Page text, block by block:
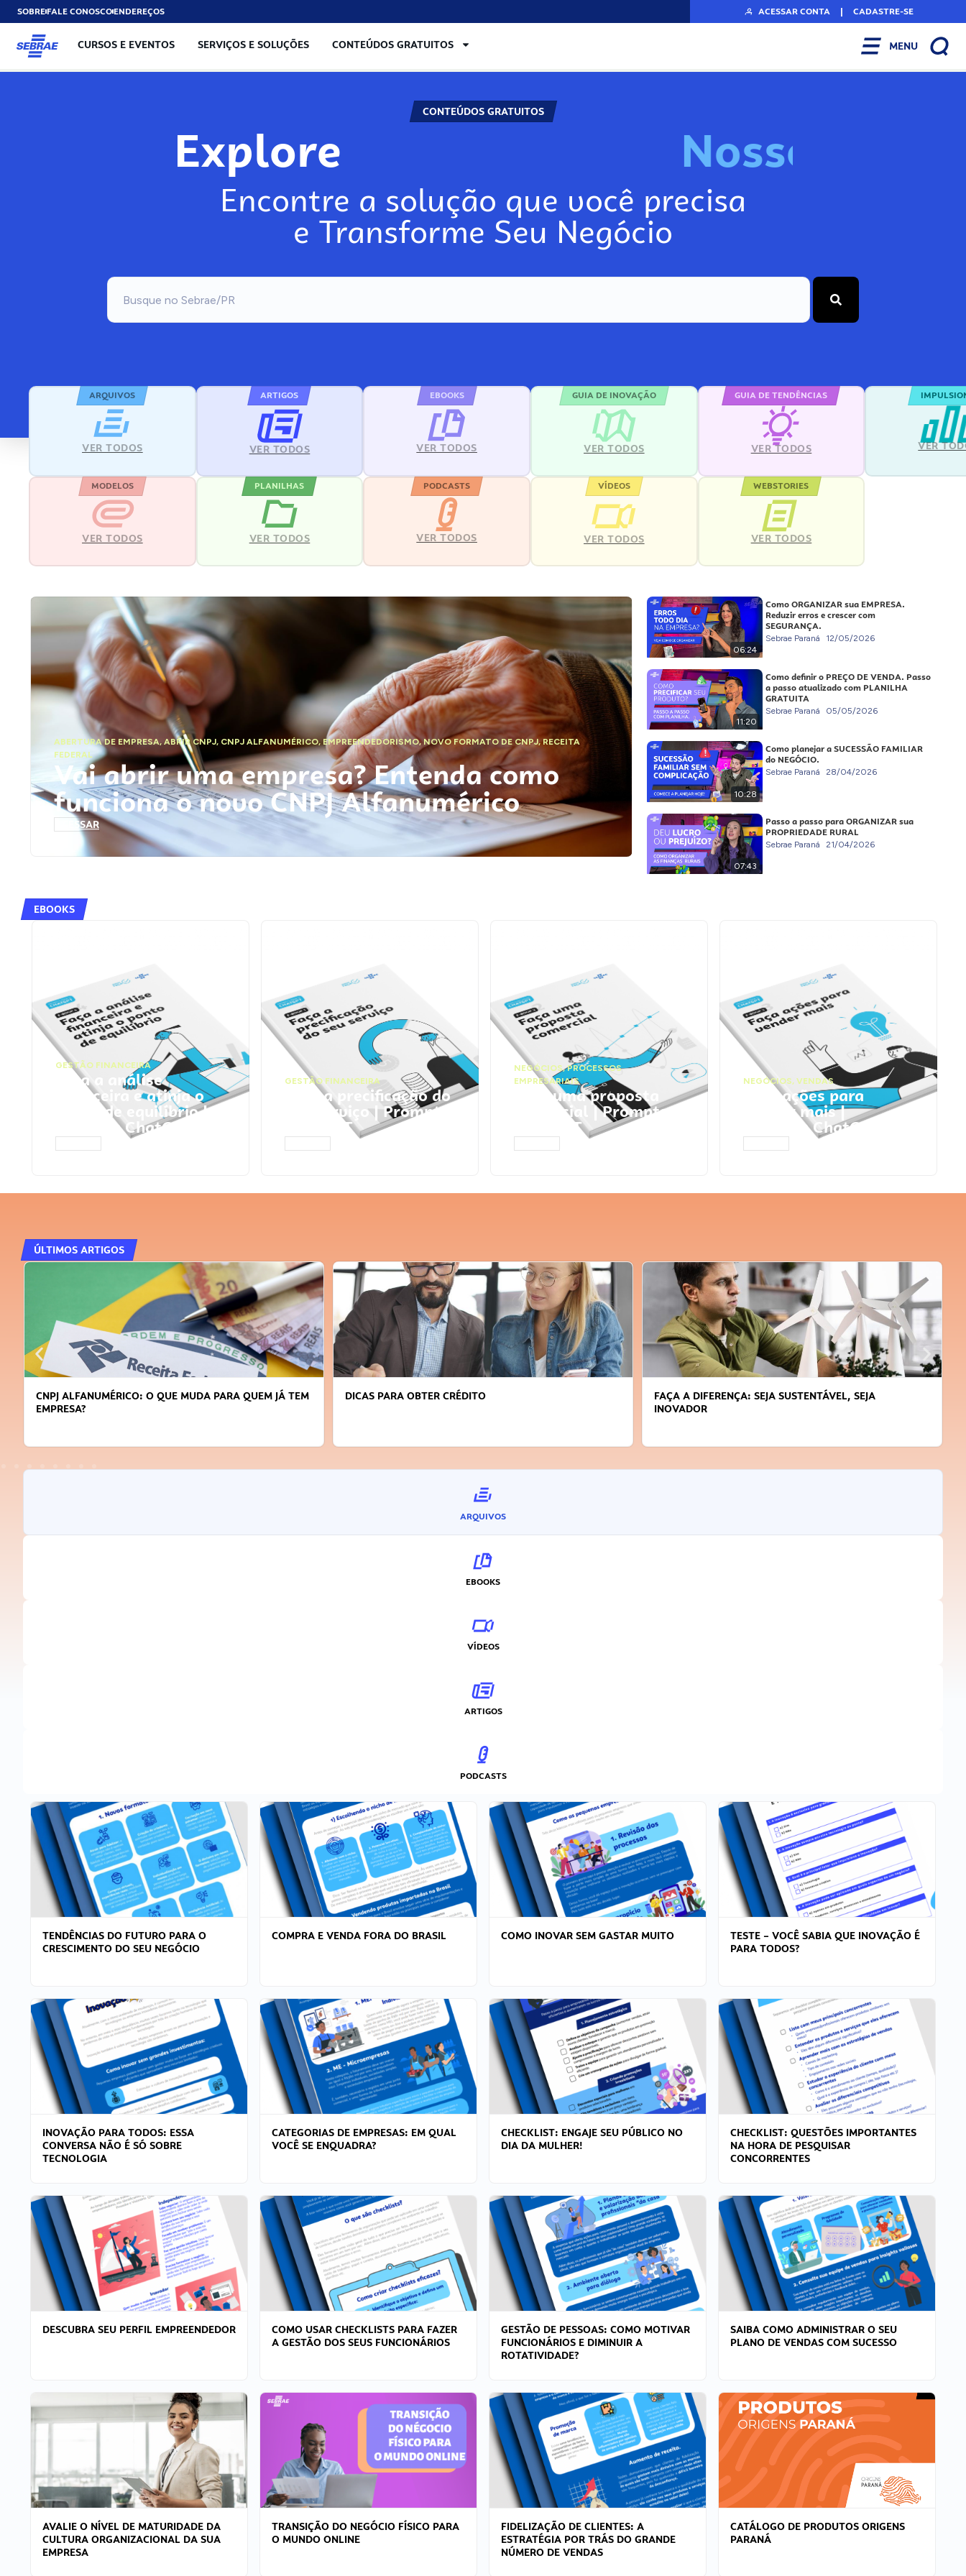
SOBREFALE CONOSCOENDEREÇOS ACESSAR CONTA | CADASTRE-SE
CURSOS E EVENTOS SERVIÇOS E SOLUÇÕES CONTEÚDOS GRATUITOS MENU
CONTEÚDOS GRATUITOS
Explore N o
N
Encontre a solução que você precisa
e Transforme Seu Negócio
ARQUIVOS
VER TODOS
ARTIGOS
VER TODOS
EBOOKS
VER TODOS
GUIA DE INOVAÇÃO
VER TODOS
GUIA DE TENDÊNCIAS
VER TODOS VER
MODELOS
VER TODOS
PLANILHAS
VER TODOS
PODCASTS
VER TODOS
VÍDEOS
VER TODOS
WEBSTORIES
VER TODOS
ABERTURA DE EMPRESA,ABRIR CNPJ, CNPJ ALFANUMÉRICO, EMPREENDEDORISMO,NOVO FORMATO DE CNPJ,RECEITA
FEDERAL
Vai abrir uma empresa? Entenda como
funciona o novo CNPJ Alfanumérico
ACESSAR
06:24
Como ORGANIZAR sua EMPRESA.
Reduzir erros e crescer com
SEGURANÇA.
Sebrae Paraná 12/05/2026
11:20
Como definir o PREÇO DE VENDA. Passo
a passo atualizado com PLANILHA
GRATUITA
Sebrae Paraná 05/05/2026
10:28
Como planejar a SUCESSÃO FAMILIAR
do NEGÓCIO.
Sebrae Paraná 28/04/2026
07:43
Passo a passo para ORGANIZAR sua
PROPRIEDADE RURAL
Sebrae Paraná 21/04/2026
EBOOKS
GESTÃO FINANCEIRA
Faça a análise
financeira e atinja o
ponto de equilíbrio |
Prompts ChatGPT
GESTÃO FINANCEIRA
Faça a precificação do
seu serviço | Prompts
ChatGPT
NEGÓCIOS,PROCESSOS
EMPRESARIAIS
Faça uma proposta
comercial | Prompts
ChatGPT
NEGÓCIOS, VENDAS
Faça ações para
vender mais |
Prompts ChatGPT
ÚLTIMOS ARTIGOS
CNPJ ALFANUMÉRICO: O QUE MUDA PARA QUEM JÁ TEM
EMPRESA?
DICAS PARA OBTER CRÉDITO
FAÇA A DIFERENÇA: SEJA SUSTENTÁVEL, SEJA
INOVADOR
ARQUIVOS
EBOOKS
VÍDEOS
ARTIGOS
PODCASTS
TENDÊNCIAS DO FUTURO PARA O
CRESCIMENTO DO SEU NEGÓCIO
COMPRA E VENDA FORA DO BRASIL COMO INOVAR SEM GASTAR MUITO
TESTE – VOCÊ SABIA QUE INOVAÇÃO É
PARA TODOS?
INOVAÇÃO PARA TODOS: ESSA
CONVERSA NÃO É SÓ SOBRE
TECNOLOGIA
CATEGORIAS DE EMPRESAS: EM QUAL
VOCÊ SE ENQUADRA?
CHECKLIST: ENGAJE SEU PÚBLICO NO
DIA DA MULHER!
CHECKLIST: QUESTÕES IMPORTANTES
NA HORA DE PESQUISAR
CONCORRENTES
DESCUBRA SEU PERFIL EMPREENDEDOR
COMO USAR CHECKLISTS PARA FAZER
A GESTÃO DOS SEUS FUNCIONÁRIOS
GESTÃO DE PESSOAS: COMO MOTIVAR
FUNCIONÁRIOS E DIMINUIR A
ROTATIVIDADE?
SAIBA COMO ADMINISTRAR O SEU
PLANO DE VENDAS COM SUCESSO
AVALIE O NÍVEL DE MATURIDADE DA
CULTURA ORGANIZACIONAL DA SUA
EMPRESA
TRANSIÇÃO DO NEGÓCIO FÍSICO PARA
O MUNDO ONLINE
FIDELIZAÇÃO DE CLIENTES: A
ESTRATÉGIA POR TRÁS DO GRANDE
NÚMERO DE VENDAS
CATÁLOGO DE PRODUTOS ORIGENS
PARANÁ